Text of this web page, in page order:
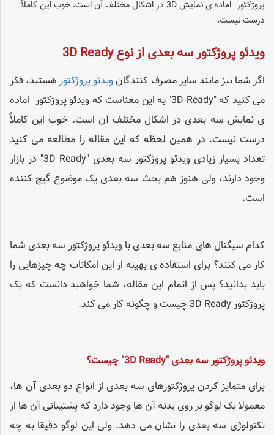
پروژکتور اماده ی نمایش ‌3D در اشکال مختلف آن است. خوب این کاملاً
درست نیست.
ویدئو پروژکتور سه بعدی از نوع 3D Ready
اگر شما نیز مانند سایر مصرف کنندگانویدئو پروژکتورهستید، فکر
می کنید که "3D Ready" به این معناست که ویدئو پروژکتور اماده
ی نمایش سه بعدی در اشکال مختلف آن است. خوب این کاملاً
درست نیست. در همین لحظه که این مقاله را مطالعه می کنید
تعداد بسیار زیادی ویدئو پروژکتور سه بعدی "3D Ready" در بازار
وجود دارند، ولی هنوز هم بحث سه بعدی یک موضوع گیج کننده
است.
کدام سیگنال های منابع سه بعدی با ویدئو پروژکتور سه بعدی شما
کار می کنند؟ برای استفاده ی بهینه از این امکانات چه چیزهایی را
باید بدانید؟ پس از اتمام این مقاله، شما خواهید دانست که یک
پروژکتور 3D Ready چیست و چگونه کار می کند.
ویدئو پروژکتور سه بعدی "3D Ready " چیست؟
برای متمایز کردن پروژکتورهای سه بعدی از انواع دو بعدی آن ها،
معمولا یک لوگو بر روی بدنه آن ها وجود دارد که پشتیبانی آن ها از
تکنولوژی سه بعدی را نشان می دهد. ولی این لوگو دقیقا به چه